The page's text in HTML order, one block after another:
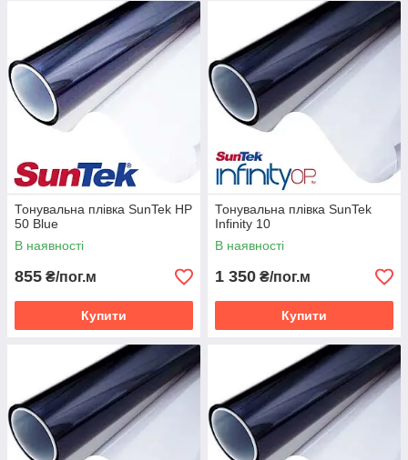
Тонувальна плівка SunTek HP
50 Blue
В наявності
855 ₴/пог.м
Купити
Тонувальна плівка SunTek
Infinity 10
В наявності
1 350 ₴/пог.м
Купити